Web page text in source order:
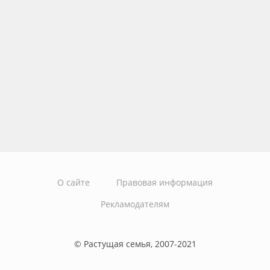
О сайте
Правовая информация
Рекламодателям
© Растущая семья, 2007-2021